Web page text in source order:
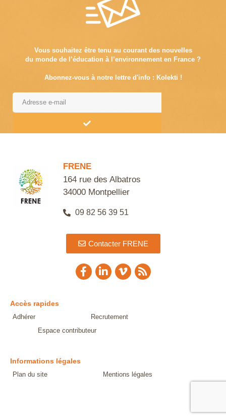
Vous souhaitez être tenu au courant des nouvelles
du monde de l’éducation à l’environnement en France ?
Abonnez-vous à notre lettre d'info : Kolekti !
FRENE
164 rue des Albatros
34000 Montpellier
09 82 56 39 51
Contacter FRENE
Accès rapides
Adhérer
Recrutement
Espace contributeur
Informations légales
Plan du site Mentions légales